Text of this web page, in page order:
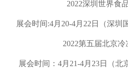
2022深圳世界食
展会时间:4月 20-4月 22 日（深圳
2022第五届北京冷
展会时间： 4月 21-4月 23日（北